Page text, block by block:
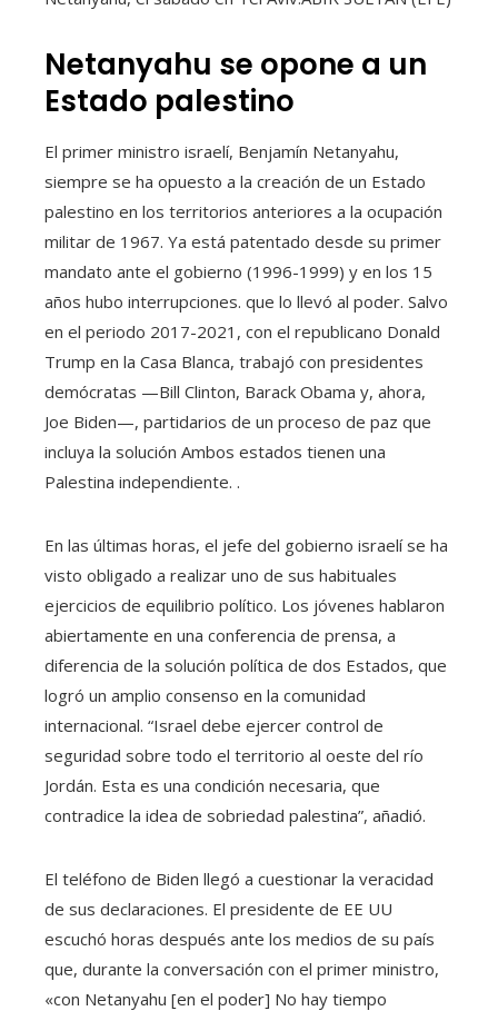
Netanyahu se opone a un
Estado palestino
El primer ministro israelí, Benjamín Netanyahu,
siempre se ha opuesto a la creación de un Estado
palestino en los territorios anteriores a la ocupación
militar de 1967. Ya está patentado desde su primer
mandato ante el gobierno (1996-1999) y en los 15
años hubo interrupciones. que lo llevó al poder. Salvo
en el periodo 2017-2021, con el republicano Donald
Trump en la Casa Blanca, trabajó con presidentes
demócratas —Bill Clinton, Barack Obama y, ahora,
Joe Biden—, partidarios de un proceso de paz que
incluya la solución Ambos estados tienen una
Palestina independiente. .
En las últimas horas, el jefe del gobierno israelí se ha
visto obligado a realizar uno de sus habituales
ejercicios de equilibrio político. Los jóvenes hablaron
abiertamente en una conferencia de prensa, a
diferencia de la solución política de dos Estados, que
logró un amplio consenso en la comunidad
internacional. “Israel debe ejercer control de
seguridad sobre todo el territorio al oeste del río
Jordán. Esta es una condición necesaria, que
contradice la idea de sobriedad palestina”, añadió.
El teléfono de Biden llegó a cuestionar la veracidad
de sus declaraciones. El presidente de EE UU
escuchó horas después ante los medios de su país
que, durante la conversación con el primer ministro,
«con Netanyahu [en el poder] No hay tiempo